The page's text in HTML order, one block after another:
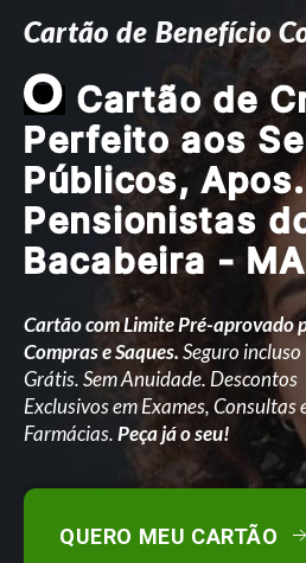
Cartão de Benefício
O Cartão de
Perfeito aos
Públicos,
Pensionistas
Bacabeira - MA
Cartão com Limite Pré-aprovado
Compras e Saques.Seguro incluso
Grátis. Sem Anuidade. Descontos
Exclusivos em Exames, Consultas
Farmácias.Peça já o seu!
QUERO MEU CARTÃO